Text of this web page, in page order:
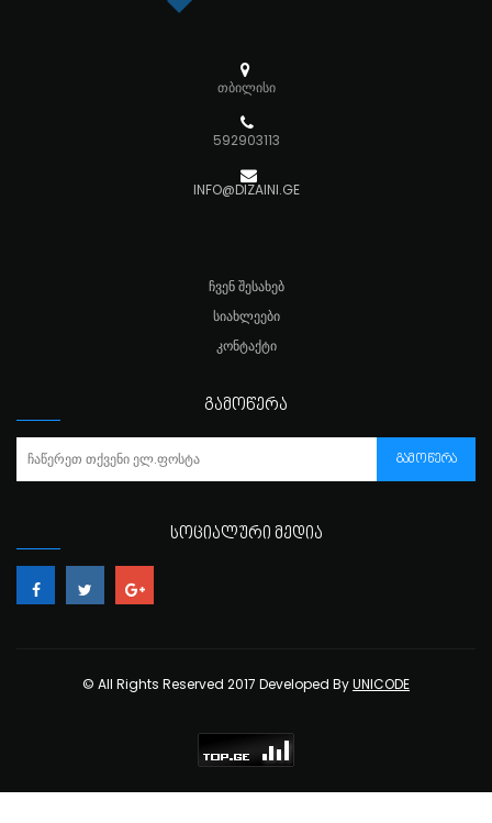
თბილისი
592903113
INFO@DIZAINI.GE
ᲩᲕᲔᲜ ᲨᲔᲡᲐᲮᲔᲑ
ᲡᲘᲐᲮᲚᲔᲔᲑᲘ
ᲙᲝᲜᲢᲐᲥᲢᲘ
ᲒᲐᲛᲝᲬᲔᲠᲐ
ᲒᲐᲛᲝᲬᲔᲠᲐ
ᲡᲝᲪᲘᲐᲚᲣᲠᲘ ᲛᲔᲓᲘᲐ
© All Rights Reserved 2017 Developed ByUNICODE